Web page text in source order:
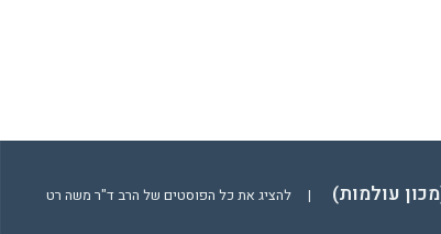
עולמות) |
להציג את כל הפוסטים של הרב ד"ר משה רט